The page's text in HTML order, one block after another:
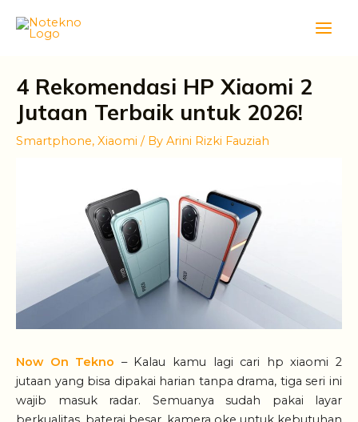
4 Rekomendasi HP Xiaomi 2
Jutaan Terbaik untuk 2026!
Smartphone, Xiaomi / By Arini Rizki Fauziah
Now On Tekno – Kalau kamu lagi cari hp xiaomi 2
jutaan yang bisa dipakai harian tanpa drama, tiga seri ini
wajib masuk radar. Semuanya sudah pakai layar